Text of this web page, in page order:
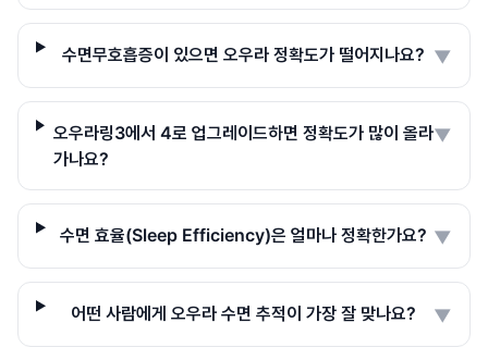
수면무호흡증이 있으면 오우라 정확도가 떨어지나요? ▼
오우라링3에서 4로 업그레이드하면 정확도가 많이 올라
가나요?
▼
수면 효율(Sleep Efficiency)은 얼마나 정확한가요? ▼
어떤 사람에게 오우라 수면 추적이 가장 잘 맞나요? ▼